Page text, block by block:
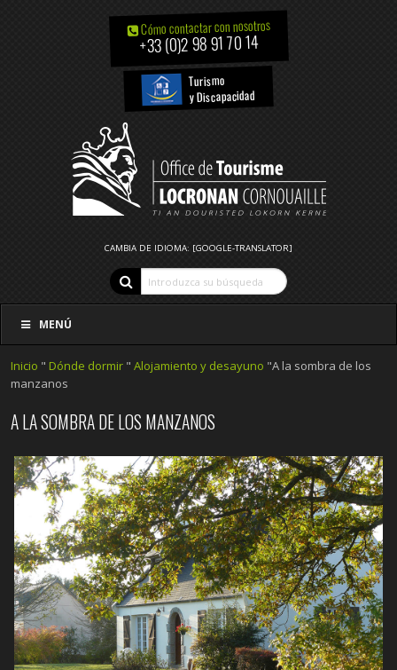
Cómo contactar con nosotros
+33 (0)2 98 91 70 14
Turismo
y Discapacidad
CAMBIA DE IDIOMA: [GOOGLE-TRANSLATOR]
MENÚ
Inicio " Dónde dormir "Alojamiento y desayuno "A la sombra de los
manzanos
A LA SOMBRA DE LOS MANZANOS